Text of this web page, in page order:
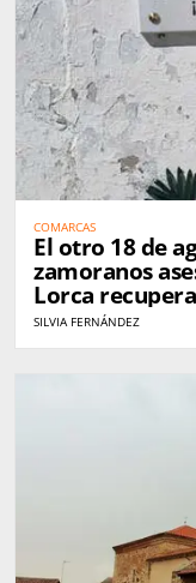
COMARCAS
El otro 18 de
zamoranos
Lorca
SILVIA FERNÁNDEZ